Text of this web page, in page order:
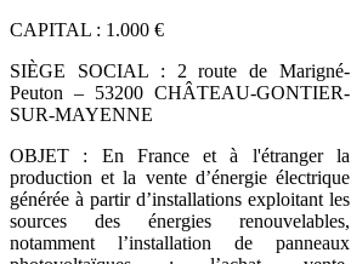
CAPITAL : 1.000 €
SIÈGE SOCIAL : 2 route de Marigné-
Peuton – 53200 CHÂTEAU-GONTIER-
SUR-MAYENNE
OBJET : En France et à l'étranger la
production et la vente d’énergie électrique
générée à partir d’installations exploitant les
sources des énergies renouvelables,
notamment l’installation de panneaux